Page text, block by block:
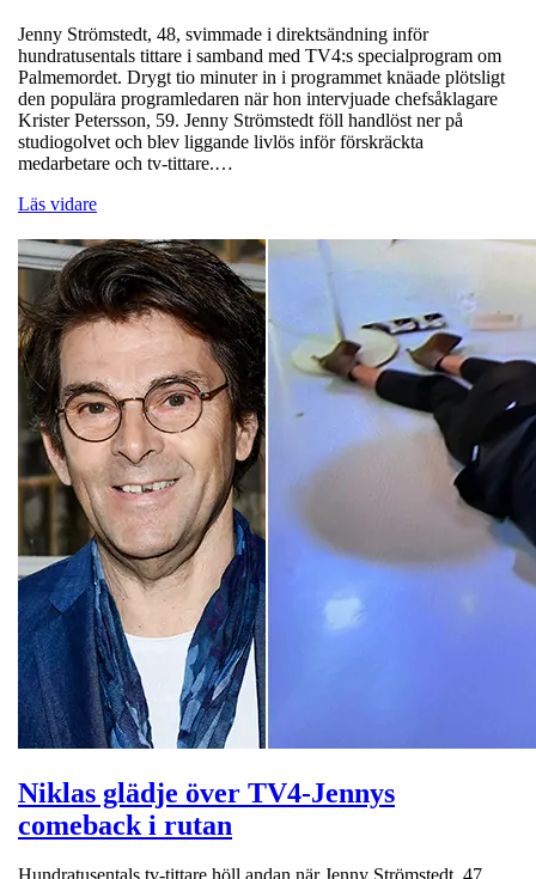
Jenny Strömstedt, 48, svimmade i direktsändning inför
hundratusentals tittare i samband med TV4:s specialprogram om
Palmemordet. Drygt tio minuter in i programmet knäade plötsligt
den populära programledaren när hon intervjuade chefsåklagare
Krister Petersson, 59. Jenny Strömstedt föll handlöst ner på
studiogolvet och blev liggande livlös inför förskräckta
medarbetare och tv-tittare.…
Läs vidare
Niklas glädje över TV4-Jennys
comeback i rutan